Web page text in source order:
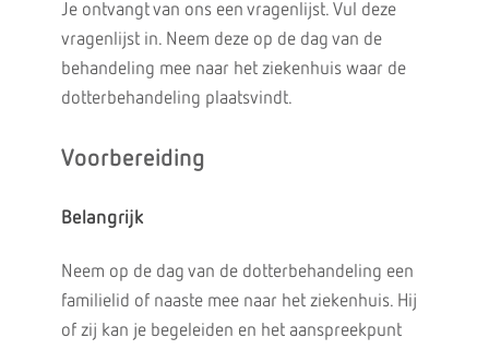
Je ontvangt van ons een vragenlijst. Vul deze
vragenlijst in. Neem deze op de dag van de
behandeling mee naar het ziekenhuis waar de
dotterbehandeling plaatsvindt.
Voorbereiding
Belangrijk
Neem op de dag van de dotterbehandeling een
familielid of naaste mee naar het ziekenhuis. Hij
of zij kan je begeleiden en het aanspreekpunt